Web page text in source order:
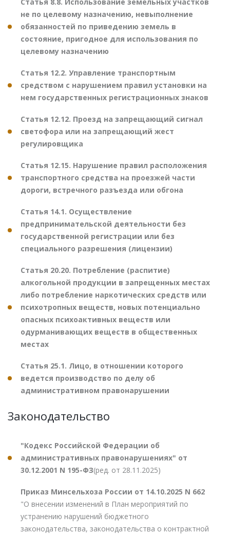
не по целевому назначению, невыполнение
обязанностей по приведению земель в
состояние, пригодное для использования по
целевому назначению
Статья 12.2. Управление транспортным
средством с нарушением правил установки на
нем государственных регистрационных знаков
Статья 12.12. Проезд на запрещающий сигнал
светофора или на запрещающий жест
регулировщика
Статья 12.15. Нарушение правил расположения
транспортного средства на проезжей части
дороги, встречного разъезда или обгона
Статья 14.1. Осуществление
предпринимательской деятельности без
государственной регистрации или без
специального разрешения (лицензии)
Статья 20.20. Потребление (распитие)
алкогольной продукции в запрещенных местах
либо потребление наркотических средств или
психотропных веществ, новых потенциально
опасных психоактивных веществ или
одурманивающих веществ в общественных
местах
Статья 25.1. Лицо, в отношении которого
ведется производство по делу об
административном правонарушении
Законодательство
"Кодекс Российской Федерации об
административных правонарушениях" от
30.12.2001 N 195-ФЗ(ред. от 28.11.2025)
Приказ Минсельхоза России от 14.10.2025 N 662
"О внесении изменений в План мероприятий по
устранению нарушений бюджетного
законодательства, законодательства о контрактной